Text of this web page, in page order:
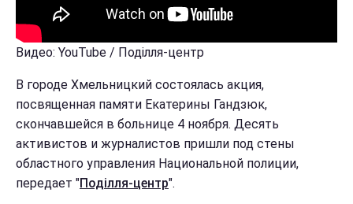
Видео: YouTube / Поділля-центр
В городе Хмельницкий состоялась акция,
посвященная памяти Екатерины Гандзюк,
скончавшейся в больнице 4 ноября. Десять
активистов и журналистов пришли под стены
областного управления Национальной полиции,
передает "Поділля-центр".